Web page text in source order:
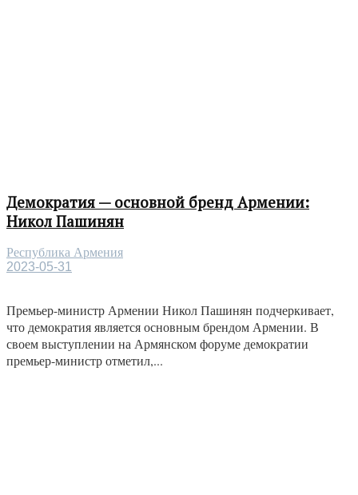
Демократия — основной бренд Армении:
Никол Пашинян
Республика Армения
2023-05-31
Премьер-министр Армении Никол Пашинян подчеркивает,
что демократия является основным брендом Армении. В
своем выступлении на Армянском форуме демократии
премьер-министр отметил,...